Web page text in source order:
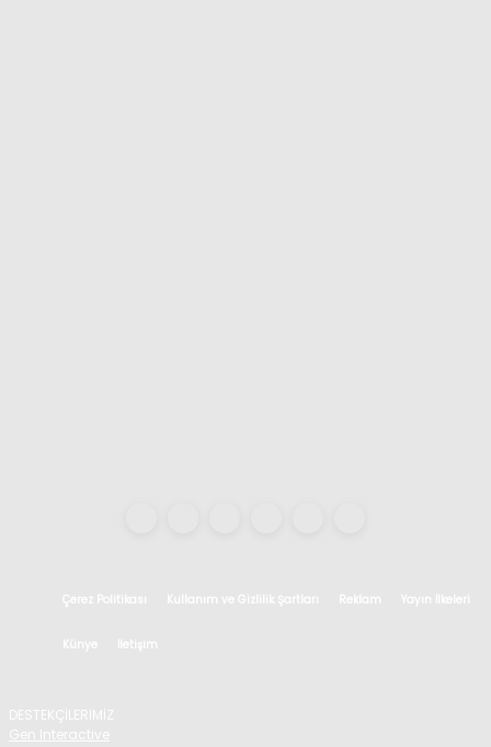
Çerez Politikası Kullanım ve Gizlilik Şartları Reklam Yayın İlkeleri
Künye İletişim
DESTEKÇİLERİMİZ
Gen Interactive